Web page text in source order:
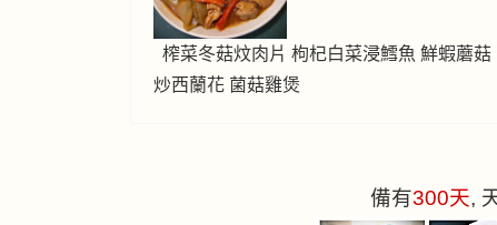
榨菜冬菇炆肉片 枸杞白菜浸鱈魚 鮮蝦蘑菇
炒西蘭花 菌菇雞煲
備有300天,